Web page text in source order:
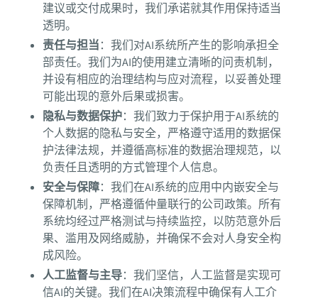
建议或交付成果时，我们承诺就其作用保持适当
透明。
责任与担当：我们对AI系统所产生的影响承担全
部责任。我们为AI的使用建立清晰的问责机制，
并设有相应的治理结构与应对流程，以妥善处理
可能出现的意外后果或损害。
隐私与数据保护：我们致力于保护用于AI系统的
个人数据的隐私与安全，严格遵守适用的数据保
护法律法规，并遵循高标准的数据治理规范，以
负责任且透明的方式管理个人信息。
安全与保障：我们在AI系统的应用中内嵌安全与
保障机制，严格遵循仲量联行的公司政策。所有
系统均经过严格测试与持续监控，以防范意外后
果、滥用及网络威胁，并确保不会对人身安全构
成风险。
人工监督与主导：我们坚信，人工监督是实现可
信AI的关键。我们在AI决策流程中确保有人工介